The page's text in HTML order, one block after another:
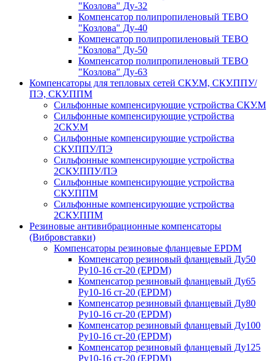
"Козлова" Ду-32
Компенсатор полипропиленовый TEBO
"Козлова" Ду-40
Компенсатор полипропиленовый TEBO
"Козлова" Ду-50
Компенсатор полипропиленовый TEBO
"Козлова" Ду-63
Компенсаторы для тепловых сетей СКУ.М, СКУ.ППУ/
ПЭ, СКУ.ППМ
Сильфонные компенсирующие устройства СКУ.М
Сильфонные компенсирующие устройства
2СКУ.М
Сильфонные компенсирующие устройства
СКУ.ППУ/ПЭ
Сильфонные компенсирующие устройства
2СКУ.ППУ/ПЭ
Сильфонные компенсирующие устройства
СКУ.ППМ
Сильфонные компенсирующие устройства
2СКУ.ППМ
Резиновые антивибрационные компенсаторы
(Вибровставки)
Компенсаторы резиновые фланцевые EPDM
Компенсатор резиновый фланцевый Ду50
Ру10-16 ст-20 (EPDM)
Компенсатор резиновый фланцевый Ду65
Ру10-16 ст-20 (EPDM)
Компенсатор резиновый фланцевый Ду80
Ру10-16 ст-20 (EPDM)
Компенсатор резиновый фланцевый Ду100
Ру10-16 ст-20 (EPDM)
Компенсатор резиновый фланцевый Ду125
Ру10-16 ст-20 (EPDM)